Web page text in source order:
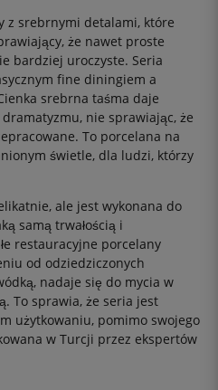
z srebrnymi detalami, które
że nawet proste
bardziej uroczyste. Seria
fine diningiem a
srebrna taśma daje
nie sprawiając, że
To porcelana na
świetle, dla ludzi, którzy
ale jest wykonana do
samą trwałością i
restauracyjne porcelany
od odziedziczonych
nadaje się do mycia w
To sprawia, że seria jest
użytkowaniu, pomimo swojego
w Turcji przez ekspertów